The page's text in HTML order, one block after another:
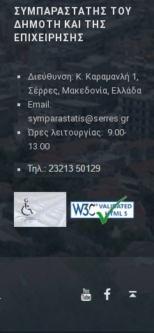
ΣΥΜΠΑΡΑΣΤΑΤΗΣ ΤΟΥ
ΔΗΜΟΤΗ ΚΑΙ ΤΗΣ
ΕΠΙΧΕΙΡΗΣΗΣ
Διεύθυνση: Κ. Καραμανλή 1,
Σέρρες, Μακεδονία, Ελλάδα
Email:
symparastatis@serres.gr
Ώρες λειτουργίας: 9.00-
13.00